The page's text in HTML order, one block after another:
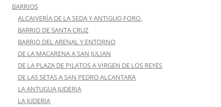
BARRIOS
ALCAIVERÍA DE LA SEDA Y ANTIGUO FORO.
BARRIO DE SANTA CRUZ
BARRIO DEL ARENAL Y ENTORNO
DE LA MACARENA A SAN JULIAN
DE LA PLAZA DE PILATOS A VIRGEN DE LOS REYES
DE LAS SETAS A SAN PEDRO ALCANTARA
LA ANTUGUA JUDERIA
LA JUDERIA